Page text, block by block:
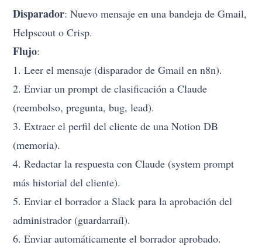
Disparador: Nuevo mensaje en una bandeja de Gmail,
Helpscout o Crisp.
Flujo:
1. Leer el mensaje (disparador de Gmail en n8n).
2. Enviar un prompt de clasificación a Claude
(reembolso, pregunta, bug, lead).
3. Extraer el perfil del cliente de una Notion DB
(memoria).
4. Redactar la respuesta con Claude (system prompt
más historial del cliente).
5. Enviar el borrador a Slack para la aprobación del
administrador (guardarraíl).
6. Enviar automáticamente el borrador aprobado.